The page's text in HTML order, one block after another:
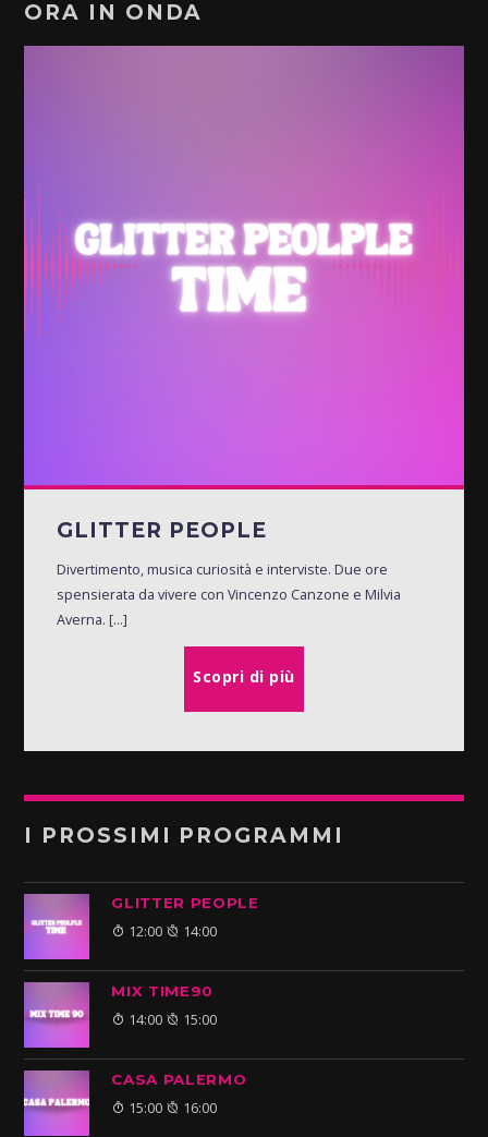
ORA IN ONDA
GLITTER PEOPLE
Divertimento, musica curiosità e interviste. Due ore
spensierata da vivere con Vincenzo Canzone e Milvia
Averna. [...]
Scopri di più
I PROSSIMI PROGRAMMI
GLITTER PEOPLE
12:00 14:00
MIX TIME90
14:00 15:00
CASA PALERMO
15:00 16:00